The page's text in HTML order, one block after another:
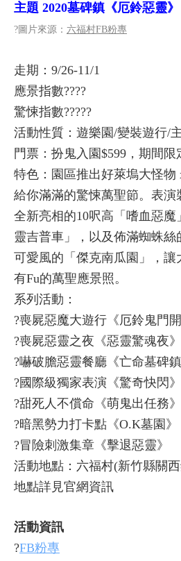
主題 2020墓碑鎮《厄鈴惡靈》
?圖片來源： 六福村FB粉專
走期：9/26-11/1
應景指數????
驚悚指數?????
活動性質：遊樂園/變裝遊行/
門票：扮鬼入園$599，期間限
特色：園區推出好萊塢大怪物
給你滿滿的驚悚萬聖節。表演
全新亮相的10呎高「嗜血惡
靈吉普車」，以及佈滿蜘蛛絲
可愛風的「傑克南瓜園」，讓
有Fu的萬聖應景照。
系列活動：
?喪屍惡魔大遊行《厄鈴鬼門開
?喪屍惡靈之夜《惡靈驚魂夜》
?嚇破膽惡靈餐廳《亡命墓碑鎮
?國際級獨家表演《驚奇快閃》
?甜死人不償命《萌鬼出任務》
?暗黑勢力打卡點《O.K墓園》
?冒險刺激集章《擊退惡靈》
活動地點：六福村(新竹縣關
地點詳見官網資訊
活動資訊
?FB粉專